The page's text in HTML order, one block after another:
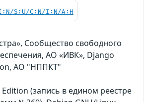
S:U/C:N/I:N/A:H
Сообщество свободного
АО «ИВК», Django
АО "НППКТ"
(запись в едином реестре